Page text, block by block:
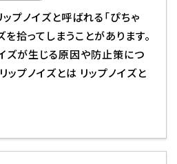
プノイズと呼ばれる「ぴちゃ
を拾ってしまうことがあります。
ズが生じる原因や防止策につ
ップノイズとは リップノイズと